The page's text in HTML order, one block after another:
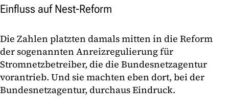
Einfluss auf Nest-Reform
Die Zahlen platzten damals mitten in die Reform
der sogenannten Anreizregulierung für
Stromnetzbetreiber, die die Bundesnetzagentur
vorantrieb. Und sie machten eben dort, bei der
Bundesnetzagentur, durchaus Eindruck.